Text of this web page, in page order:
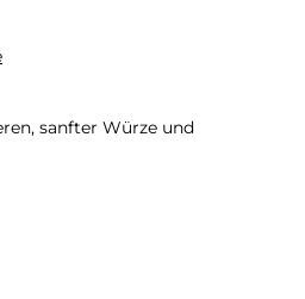
sanfter Würze und